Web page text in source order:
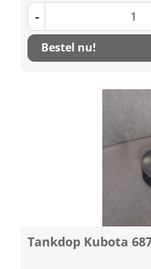
-
Bestel nu!
Tankdop Kubota